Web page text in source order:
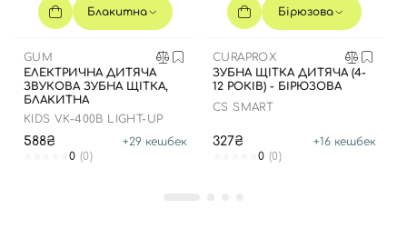
Блакитна
GUM
ЕЛЕКТРИЧНА ДИТЯЧА
ЗВУКОВА ЗУБНА ЩІТКА,
БЛАКИТНА
KIDS VK-400B LIGHT-UP
588₴ +29 кешбек
0 (0)
Бірюзова
CURAPROX
ЗУБНА ЩІТКА ДИТЯЧА (4-
12 РОКІВ) - БІРЮЗОВА
CS SMART
327₴ +16 кешбек
0 (0)
Вхід Реєстрація
Номер телефону
Відправляючи форму для авторизації/реєстрації ви